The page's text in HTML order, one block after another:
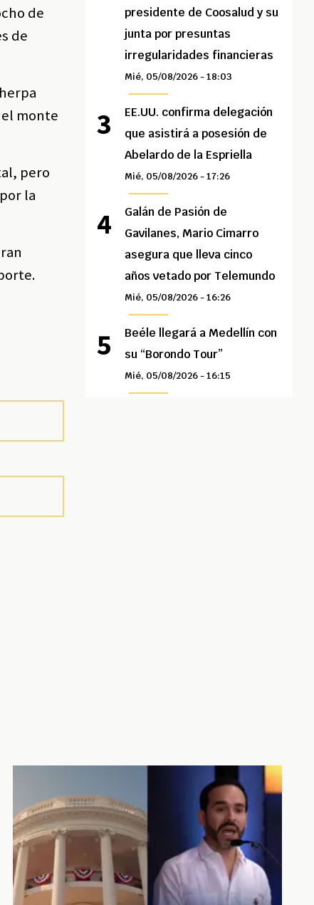
de
de
monte
pero
la
presidente de Coosalud y su
junta por presuntas
irregularidades financieras
Mié, 05/08/2026 - 18:03
EE.UU. confirma delegación
que asistirá a posesión de
Abelardo de la Espriella
Mié, 05/08/2026 - 17:26
Galán de Pasión de
Gavilanes, Mario Cimarro
asegura que lleva cinco
años vetado por Telemundo
Mié, 05/08/2026 - 16:26
Beéle llegará a Medellín con
su “Borondo Tour”
Mié, 05/08/2026 - 16:15